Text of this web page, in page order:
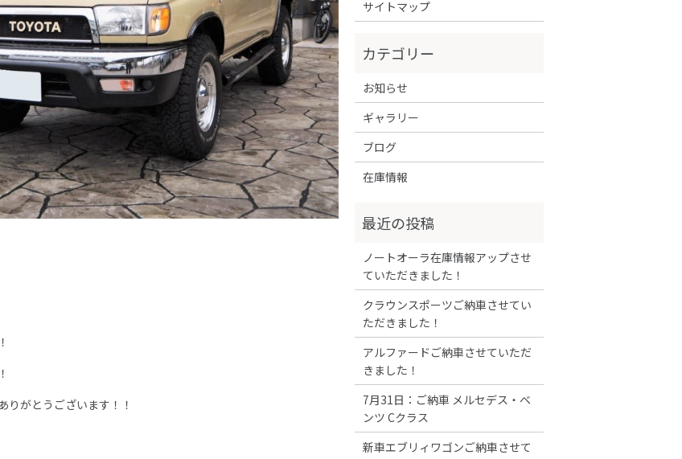
りがとうございます！！
サイトマップ
お知らせ
ギャラリー
ブログ
在庫情報
ノートオーラ在庫情報アップさせ
ていただきました！
クラウンスポーツご納車させてい
ただきました！
アルファードご納車させていただ
きました！
7月31日：ご納車 メルセデス・ベ
ンツ Cクラス
新車エブリィワゴンご納車させて